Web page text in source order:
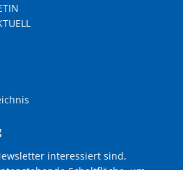
interessiert sind,